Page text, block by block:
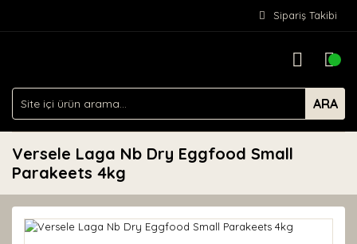
Sipariş Takibi
ARA
Versele Laga Nb Dry Eggfood Small
Parakeets 4kg